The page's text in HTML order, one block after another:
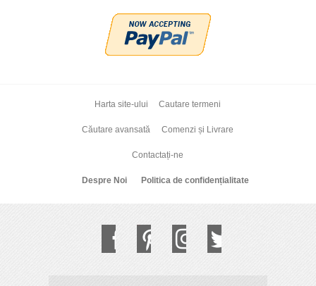
Harta site-ului Cautare termeni
Căutare avansată Comenzi și Livrare
Contactați-ne
Despre Noi Politica de confidențialitate